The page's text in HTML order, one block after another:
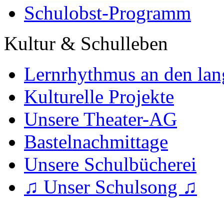
Schulobst-Programm
Kultur & Schulleben
Lernrhythmus an den
Kulturelle Projekte
Unsere Theater-AG
Bastelnachmittage
Unsere Schulbücherei
♫ Unser Schulsong ♫